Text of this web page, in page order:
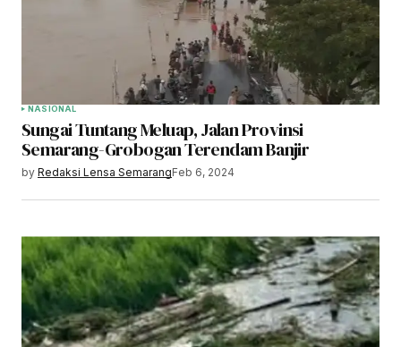
NASIONAL
Sungai Tuntang Meluap, Jalan Provinsi
Semarang-Grobogan Terendam Banjir
by Redaksi Lensa SemarangFeb 6, 2024